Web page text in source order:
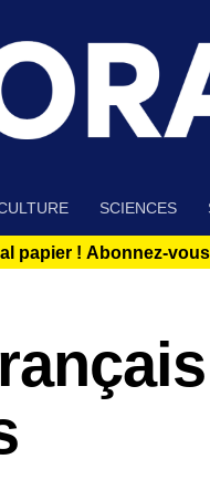
SCIENCES
papier ! Abonnez-